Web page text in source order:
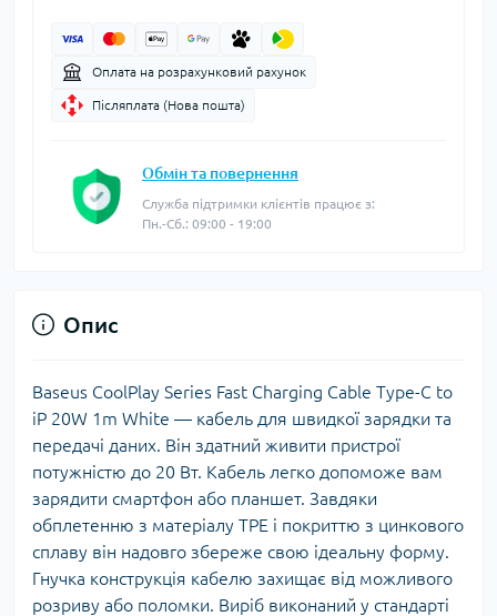
Оплата на розрахунковий рахунок
Післяплата (Нова пошта)
Обмін та повернення
Служба підтримки клієнтів працює з:
Пн.-Сб.: 09:00 - 19:00
Опис
Baseus CoolPlay Series Fast Charging Cable Type-C to
iP 20W 1m White — кабель для швидкої зарядки та
передачі даних. Він здатний живити пристрої
потужністю до 20 Вт. Кабель легко допоможе вам
зарядити смартфон або планшет. Завдяки
обплетенню з матеріалу TPE і покриттю з цинкового
сплаву він надовго збереже свою ідеальну форму.
Гнучка конструкція кабелю захищає від можливого
розриву або поломки. Виріб виконаний у стандарті